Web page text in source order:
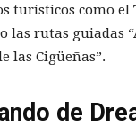
turísticos como
las rutas
las Cigüeñas”.
de